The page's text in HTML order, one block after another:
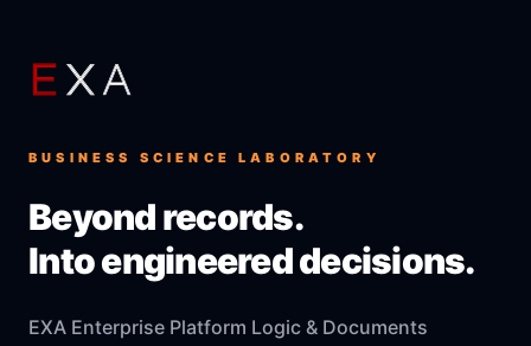
BUSINESS SCIENCE LABORATORY
Beyond records.
Into engineered decisions.
EXA Enterprise Platform Logic & Documents